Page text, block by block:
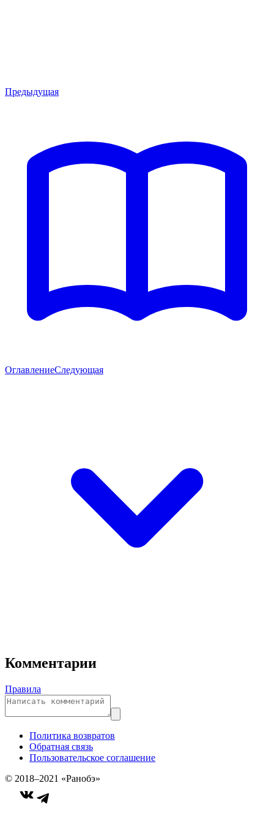
Предыдущая
ОглавлениеСледующая
Комментарии
Правила
Политика возвратов
Обратная связь
Пользовательское соглашение
© 2018–2021 «Ранобэ»